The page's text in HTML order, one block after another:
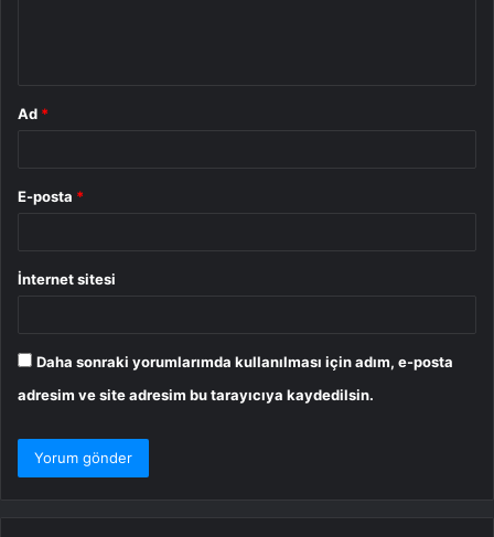
Ad *
E-posta *
İnternet sitesi
Daha sonraki yorumlarımda kullanılması için adım, e-posta
adresim ve site adresim bu tarayıcıya kaydedilsin.